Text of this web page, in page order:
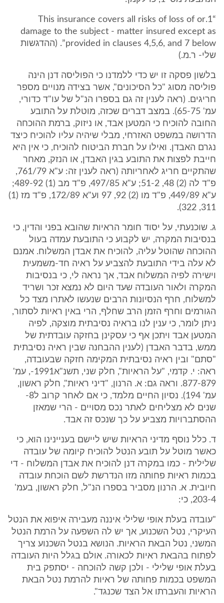
“1.This insurance covers all risks of loss of or
damage to the subject - matter insured except as
provided in clauses 4,5,6, and 7 below”. (ההדגשות
שלי- ר.מ.)
בלשון פסקה זו יש כדי ללמדנו כי הפוליסה דנן הינה
פוליסה מסוג "כל הסיכונים", אשר בצידה מנויים מספר
חריגים. (ראה לענין זה גם בספרו הנ"ל של עו"ד כדורי,
עמ' 65-75). במצב דברים שכזה, מוטלת על התובע
החובה להוכיח כי המטען אבד, או ניזוק, ברמת ההוכחה
הדרושה במשפט האזרחי, מבלי שיהיה עליו להוכיח כיצד
נגרם האבדן. ואילו על חברת הביטוח להוכיח, כי אין היא
חייבת לפצות את התובע בגין האבדן, או הנזק, מאחר
שהתקיים חריג לאחריותה (ראה לענין זה: ע"א 761/79,
פ"ד לה (2) 48, 51-2; ע"א 497/85, פ"ד מב (1) 489-92;
ע"א 449/89, פ"ד מו (2) 92, 97 וע"א 172/89, פ"ד מז (1)
311, 322).
ג. שוכנעתי, על יסוד חומר הראיות שהובא בפני והדין, כי
בנסיבות המקרה, יש לקבוע כי התובעת עמדה בעול
ההוכחה שהוטל עליה, להוכיח את אבדן המשלוח. אמנם
לא עלה בידי התובעת להצביע על ראיה חד-משמעית
וישירה לפיה המשלוח אבד, אך נראה לי, כי בנסיבות
המקרה ולאור העובדה שעד היום לא נמצא זכר ושריד
למשלוח, חרף הנסיונות הרבים שנעשו לאתרו מצד כל
הגורמים וחרף הזמן הרב שחלף, הרי באין ראיות לסתור,
ניתן לומר, כי ענין לנו בראיה נסיבתית מוצקה, לפיה
המטען אבד ויתכן אף כי עסקינן בחזקה עובדתית של
ממש, בדבר האבדן (לענין ההבחנה שבין ראיה נסיבתית
"סתם" ובין ראיה נסיבתית המקימה חזקה שבעובדה,
ראה: י. קדמי, "על הראיות", חלק שני, תשנ"א1991-, עמ'
877-879. וראה גם: א. הרנון, "דיני ראיות", חלק ראשון,
עמ' 194). נסיון החיים מלמד, כי אם לאחר קרוב ל8-
שנים לא מצליחים לאתר נכס מסויים - הרי שמאזן
ההסתברויות מצביע על כך שנכס זה אבד.
ד. כלל נוסף מדיני הראיות שיש ליישם בעניינינו הוא, כי
כאשר מוטל על תובע הנטל להוכיח קיומה של עובדה
שלילית - כמו במקרה דנן להוכיח את אבדן המשלוח - די
בכמות ראיות פחותה מזו הנדרשת לשם הוכחת עובדה
חיובית. א. הרנון מסביר בספרו הנ"ל, חלק ראשון, בעמ'
203-4, כי:
"עובדה בעלת אופי שלילי איננה מעבירה איפוא את הנטל
העיקרי, נטל השכנוע, אך יש לה השפעה על הרמת הנטל
המשני, נטל הבאת הראיות. הנושא בנטל השכנוע צריך
לפתוח בהבאת ראיות לכאורה. אולם בגלל היות העובדה
בעלת אופי שלילי - ולכן קשה להוכחה - יסתפק בית
המשפט בכמות פחותה של ראיות להרמת נטל הבאת
הראיות והעברתו אל הצד שכנגד".